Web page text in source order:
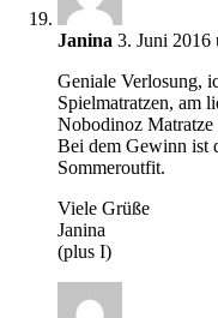
Janina 3. Juni 2016
Geniale Verlosung,
Spielmatratzen, am
Nobodinoz
Bei dem Gewinn ist
Sommeroutfit.
Viele Grüße
Janina
(plus I)